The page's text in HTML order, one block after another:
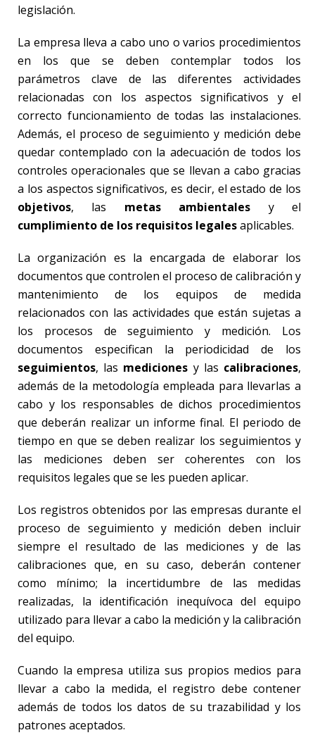
legislación.
La empresa lleva a cabo uno o varios procedimientos
en los que se deben contemplar todos los
parámetros clave de las diferentes actividades
relacionadas con los aspectos significativos y el
correcto funcionamiento de todas las instalaciones.
Además, el proceso de seguimiento y medición debe
quedar contemplado con la adecuación de todos los
controles operacionales que se llevan a cabo gracias
a los aspectos significativos, es decir, el estado de los
objetivos, las metas ambientales y el
cumplimiento de los requisitos legalesaplicables.
La organización es la encargada de elaborar los
documentos que controlen el proceso de calibración y
mantenimiento de los equipos de medida
relacionados con las actividades que están sujetas a
los procesos de seguimiento y medición. Los
documentos especifican la periodicidad de los
seguimientos, las mediciones y las calibraciones,
además de la metodología empleada para llevarlas a
cabo y los responsables de dichos procedimientos
que deberán realizar un informe final. El periodo de
tiempo en que se deben realizar los seguimientos y
las mediciones deben ser coherentes con los
requisitos legales que se les pueden aplicar.
Los registros obtenidos por las empresas durante el
proceso de seguimiento y medición deben incluir
siempre el resultado de las mediciones y de las
calibraciones que, en su caso, deberán contener
como mínimo; la incertidumbre de las medidas
realizadas, la identificación inequívoca del equipo
utilizado para llevar a cabo la medición y la calibración
del equipo.
Cuando la empresa utiliza sus propios medios para
llevar a cabo la medida, el registro debe contener
además de todos los datos de su trazabilidad y los
patrones aceptados.